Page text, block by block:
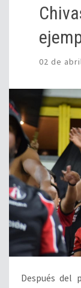
02 de
Después del